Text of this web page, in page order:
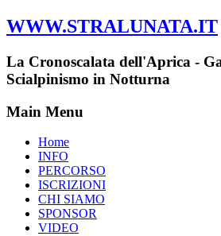
WWW.STRALUNATA.IT
La Cronoscalata dell'Aprica -
Scialpinismo in Notturna
Main Menu
Home
INFO
PERCORSO
ISCRIZIONI
CHI SIAMO
SPONSOR
VIDEO